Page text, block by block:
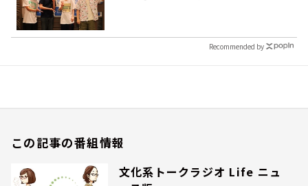
Recommended by
この記事の番組情報
文化系トークラジオ Life ニュ